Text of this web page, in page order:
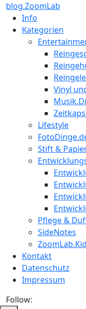
blog.ZoomLab
Info
Kategorien
Vinyl
Lifestyle
Stift &
Pflege &
SideNotes
Kontakt
Datenschutz
Impressum
Follow: